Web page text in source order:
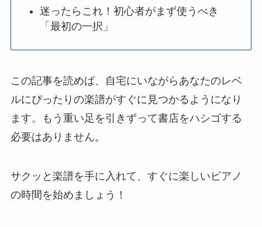
迷ったらこれ！初心者がまず使うべき
「最初の一択」
この記事を読めば、自宅にいながらあなたのレベ
ルにぴったりの楽譜がすぐに見つかるようになり
ます。もう重い足を引きずって書店をハシゴする
必要はありません。
サクッと楽譜を手に入れて、すぐに楽しいピアノ
の時間を始めましょう！